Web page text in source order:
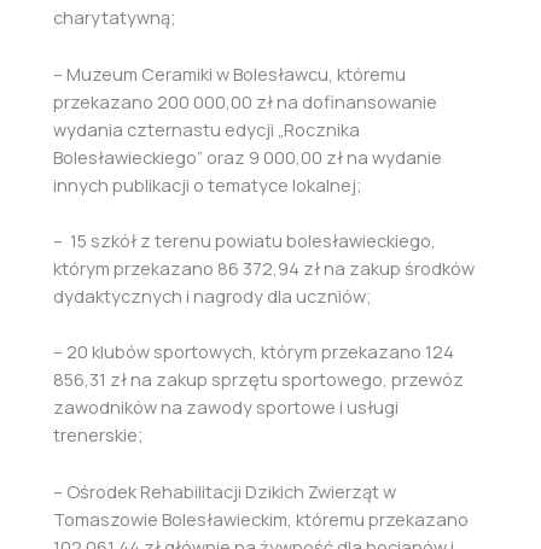
charytatywną;
– Muzeum Ceramiki w Bolesławcu, któremu
przekazano 200 000,00 zł na dofinansowanie
wydania czternastu edycji „Rocznika
Bolesławieckiego” oraz 9 000,00 zł na wydanie
innych publikacji o tematyce lokalnej;
– 15 szkół z terenu powiatu bolesławieckiego,
którym przekazano 86 372,94 zł na zakup środków
dydaktycznych i nagrody dla uczniów;
– 20 klubów sportowych, którym przekazano 124
856,31 zł na zakup sprzętu sportowego, przewóz
zawodników na zawody sportowe i usługi
trenerskie;
– Ośrodek Rehabilitacji Dzikich Zwierząt w
Tomaszowie Bolesławieckim, któremu przekazano